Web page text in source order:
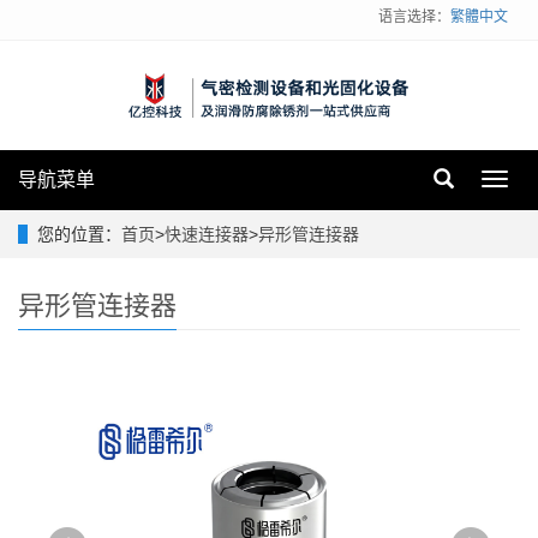
语言选择： 繁體中文
导航菜单
您的位置： 首页>快速连接器>异形管连接器
异形管连接器